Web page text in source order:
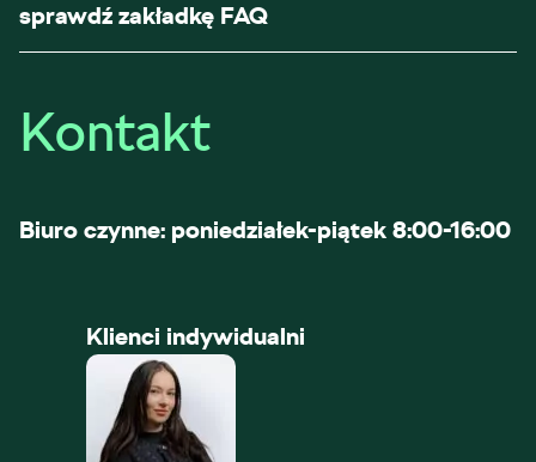
sprawdź zakładkę FAQ
Kontakt
Biuro czynne: poniedziałek-piątek 8:00-16:00
Klienci indywidualni